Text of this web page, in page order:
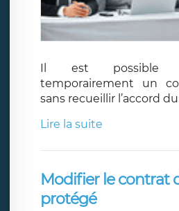
Il est possible
temporairement un
sans recueillir l’accord
Lire la suite
Modifier le contrat
protégé